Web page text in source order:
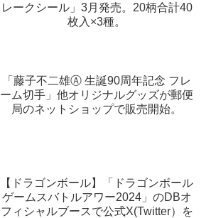
レークシール」3月発売。20柄合計40
枚入×3種。
「藤子不二雄Ⓐ 生誕90周年記念 フレ
ーム切手」他オリジナルグッズが郵便
局のネットショップで販売開始。
【ドラゴンボール】「ドラゴンボール
ゲームスバトルアワー2024」のDBオ
フィシャルブースで公式X(Twitter）を